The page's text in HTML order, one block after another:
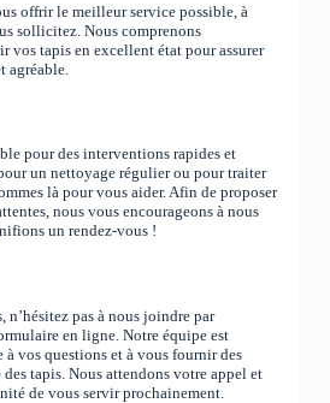
offrir le meilleur service possible, à
sollicitez. Nous comprenons
vos tapis en excellent état pour assurer
agréable.
pour des interventions rapides et
un nettoyage régulier ou pour traiter
là pour vous aider. Afin de proposer
nous vous encourageons à nous
un rendez-vous !
n’hésitez pas à nous joindre par
en ligne. Notre équipe est
à vos questions et à vous fournir des
tapis. Nous attendons votre appel et
de vous servir prochainement.